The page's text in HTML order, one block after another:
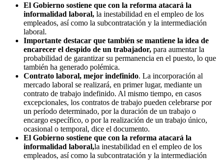
El Gobierno sostiene que con la reforma atacará la
informalidad laboral, la inestabilidad en el empleo de los
empleados, así como la subcontratación y la intermediación
laboral.
Importante destacar que también se mantiene la idea de
encarecer el despido de un trabajador, para aumentar la
probabilidad de garantizar su permanencia en el puesto, lo que
también ha generado polémica.
Contrato laboral, mejor indefinido. La incorporación al
mercado laboral se realizará, en primer lugar, mediante un
contrato de trabajo indefinido. Al mismo tiempo, en casos
excepcionales, los contratos de trabajo pueden celebrarse por
un período determinado, por la duración de un trabajo o
encargo específico, o por la realización de un trabajo único,
ocasional o temporal, dice el documento.
El Gobierno sostiene que con la reforma atacará la
informalidad laboral,la inestabilidad en el empleo de los
empleados, así como la subcontratación y la intermediación